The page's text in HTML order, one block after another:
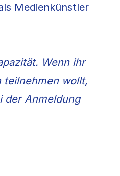
Medienkünstler
Wenn ihr
teilnehmen wollt,
der Anmeldung